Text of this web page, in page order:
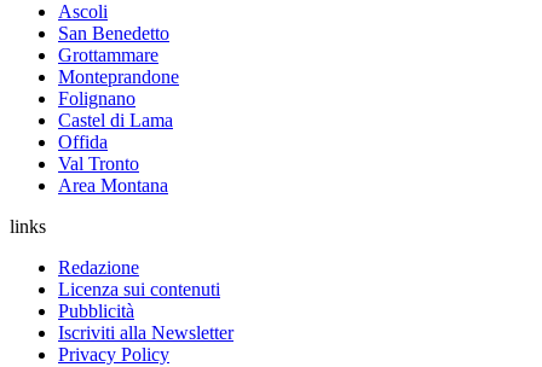
Ascoli
San Benedetto
Grottammare
Monteprandone
Folignano
Castel di Lama
Offida
Val Tronto
Area Montana
links
Redazione
Licenza sui contenuti
Pubblicità
Iscriviti alla Newsletter
Privacy Policy